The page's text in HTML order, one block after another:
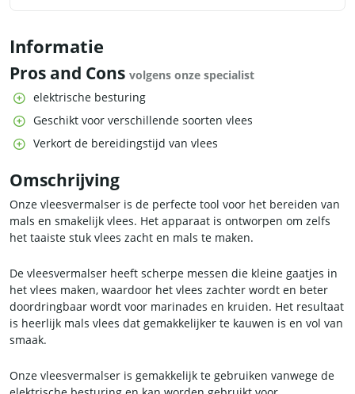
Informatie
Pros and Cons volgens onze specialist
elektrische besturing
Geschikt voor verschillende soorten vlees
Verkort de bereidingstijd van vlees
Omschrijving
Onze vleesvermalser is de perfecte tool voor het bereiden van
mals en smakelijk vlees. Het apparaat is ontworpen om zelfs
het taaiste stuk vlees zacht en mals te maken.
De vleesvermalser heeft scherpe messen die kleine gaatjes in
het vlees maken, waardoor het vlees zachter wordt en beter
doordringbaar wordt voor marinades en kruiden. Het resultaat
is heerlijk mals vlees dat gemakkelijker te kauwen is en vol van
smaak.
Onze vleesvermalser is gemakkelijk te gebruiken vanwege de